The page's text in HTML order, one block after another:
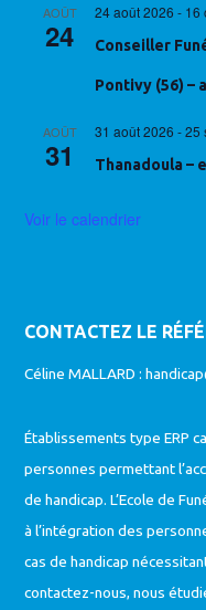
AOÛT
24
24 août 2026 - 16
Conseiller
Pontivy (56) –
AOÛT
31
31 août 2026 -25
Thanadoula –
Voir le calendrier
CONTACTEZ LE
Céline MALLARD :
Établissements type ERP
personnes permettant
de handicap. L’Ecole de
à l’intégration des
cas de handicap
contactez-nous, nous